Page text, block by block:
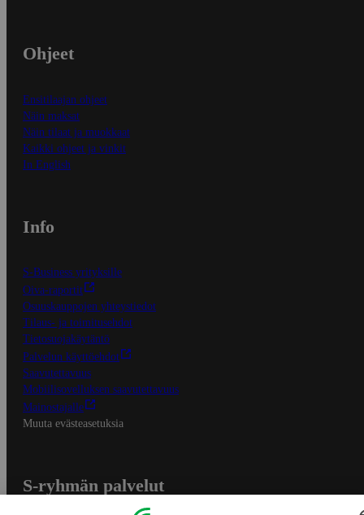
Ohjeet
Ensitilaajan ohjeet
Näin maksat
Näin tilaat ja muokkaat
Kaikki ohjeet ja vinkit
In English
Info
S-Business yrityksille
Oiva-raportit
Osuuskauppojen yhteystiedot
Tilaus- ja toimitusehdot
Tietosuojakäytäntö
Palvelun käyttöehdot
Saavutettavuus
Mobiilisovelluksen saavutettavuus
Mainostajalle
Muuta evästeasetuksia
S-ryhmän palvelut